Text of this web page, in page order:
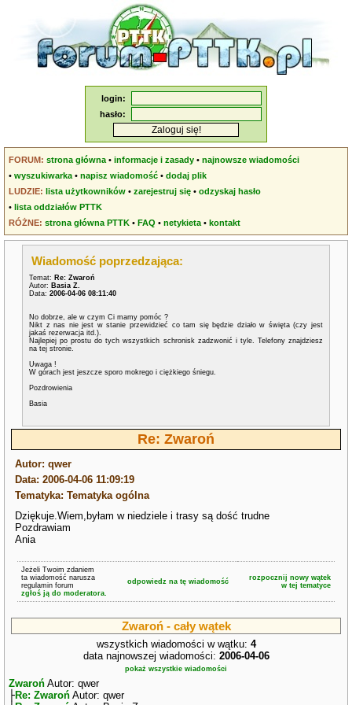
login:
hasło:
FORUM: strona główna •informacje i zasady •najnowsze wiadomości
•wyszukiwarka •napisz wiadomość •dodaj plik
LUDZIE: lista użytkowników •zarejestruj się •odzyskaj hasło
•lista oddziałów PTTK
RÓŻNE: strona główna PTTK •FAQ •netykieta •kontakt
Wiadomość poprzedzająca:
Temat: Re: Zwaroń
Autor: Basia Z.
Data:2006-04-06 08:11:40
No dobrze, ale w czym Ci mamy pomóc ?
Nikt z nas nie jest w stanie przewidzieć co tam się będzie działo w święta (czy jest
jakaś rezerwacja itd.).
Najlepiej po prostu do tych wszystkich schronisk zadzwonić i tyle. Telefony znajdziesz
na tej stronie.
Uwaga !
W górach jest jeszcze sporo mokrego i ciężkiego śniegu.
Pozdrowienia
Basia
Re: Zwaroń
Autor: qwer
Data: 2006-04-06 11:09:19
Tematyka: Tematyka ogólna
Dziękuje.Wiem,byłam w niedziele i trasy są dość trudne
Pozdrawiam
Ania
Jeżeli Twoim zdaniem
ta wiadomość narusza
regulamin forum
zgłoś ją do moderatora.
odpowiedz na tę wiadomość
rozpocznij nowy wątek
w tej tematyce
Zwaroń - cały wątek
wszystkich wiadomości w wątku: 4
data najnowszej wiadomości: 2006-04-06
pokaż wszystkie wiadomości
Zwaroń Autor: qwer
├Re: Zwaroń Autor: qwer